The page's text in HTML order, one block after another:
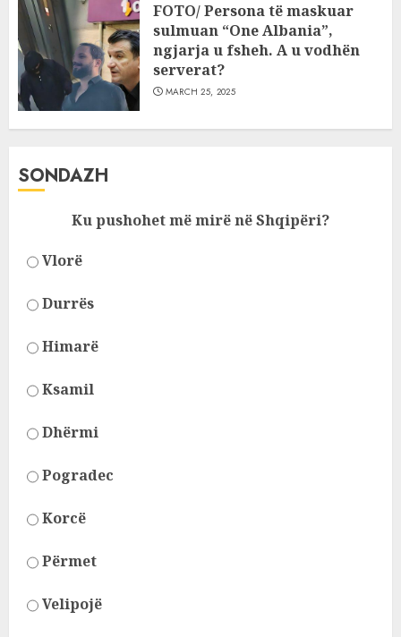
FOTO/ Persona të maskuar
sulmuan “One Albania”,
ngjarja u fsheh. A u vodhën
serverat?
MARCH 25, 2025
SONDAZH
Ku pushohet më mirë në Shqipëri?
Vlorë
Durrës
Himarë
Ksamil
Dhërmi
Pogradec
Korcë
Përmet
Velipojë